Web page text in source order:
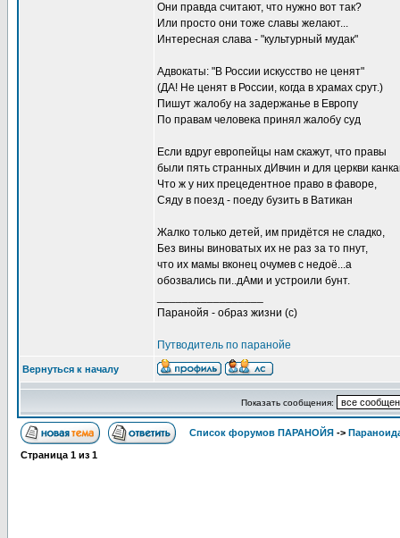
Они правда считают, что нужно вот так?
Или просто они тоже славы желают...
Интересная слава - "культурный мудак"
Адвокаты: "В России искусство не ценят"
(ДА! Не ценят в России, когда в храмах срут.)
Пишут жалобу на задержанье в Европу
По правам человека принял жалобу суд
Если вдруг европейцы нам скажут, что правы
были пять странных дИвчин и для церкви
Что ж у них прецедентное право в фаворе,
Сяду в поезд - поеду бузить в Ватикан
Жалко только детей, им придётся не сладко,
Без вины виноватых их не раз за то пнут,
что их мамы вконец очумев с недоё...а
обозвались пи..дАми и устроили бунт.
Паранойя - образ жизни (с)
Путводитель по паранойе
Вернуться к началу
Показать сообщения:
Список форумов ПАРАНОЙЯ ->
Страница 1 из 1